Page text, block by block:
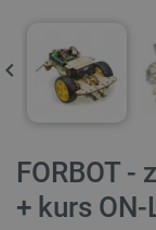
FORBOT
+ kurs ON-